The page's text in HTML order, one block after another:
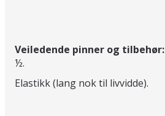
Veiledende pinner og tilbehør:
½.
Elastikk (lang nok til livvidde).